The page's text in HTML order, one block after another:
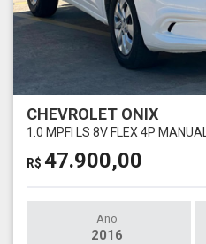
CHEVROLET ONIX
1.0 MPFI LS 8V FLEX 4P MANUAL
R$ 47.900,00
Ano
2016